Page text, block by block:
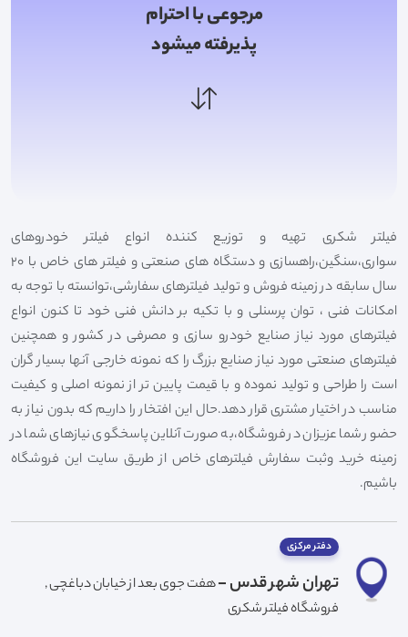
مرجوعی با احترام
پذیرفته میشود
فیلتر شکری تهیه و توزیع کننده انواع فیلتر خودروهای
سواری،سنگین،راهسازی و دستگاه های صنعتی و فیلتر های خاص با 20
سال سابقه در زمینه فروش و تولید فیلترهای سفارشی،توانسته با توجه به
امکانات فنی ، توان پرسنلی و با تکیه بر دانش فنی خود تا کنون انواع
فیلترهای مورد نیاز صنایع خودرو سازی و مصرفی در کشور و همچنین
فیلترهای صنعتی مورد نیاز صنایع بزرگ را که نمونه خارجی آنها بسیار گران
است را طراحی و تولید نموده و با قیمت پایین تر از نمونه اصلی و کیفیت
مناسب در اختیار مشتری قرار دهد.حال این افتخار را داریم که بدون نیاز به
حضور شما عزیزان در فروشگاه،به صورت آنلاین پاسخگوی نیازهای شما در
زمینه خرید وثبت سفارش فیلترهای خاص از طریق سایت این فروشگاه
باشیم.
دفتر مرکزی
تهران شهر قدس -هفت جوی بعد از خیابان دباغچی ,
فروشگاه فیلتر شکری